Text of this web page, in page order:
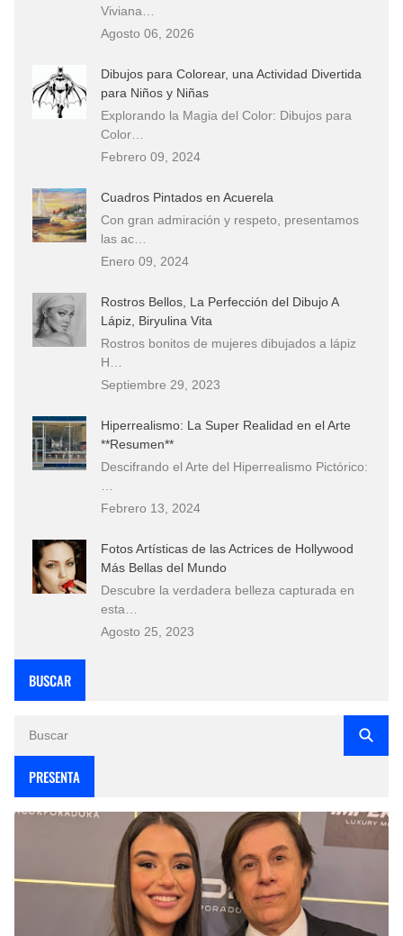
Viviana…
Agosto 06, 2026
Dibujos para Colorear, una Actividad Divertida
para Niños y Niñas
Explorando la Magia del Color: Dibujos para
Color…
Febrero 09, 2024
Cuadros Pintados en Acuerela
Con gran admiración y respeto, presentamos
las ac…
Enero 09, 2024
Rostros Bellos, La Perfección del Dibujo A
Lápiz, Biryulina Vita
Rostros bonitos de mujeres dibujados a lápiz
H…
Septiembre 29, 2023
Hiperrealismo: La Super Realidad en el Arte
**Resumen**
Descifrando el Arte del Hiperrealismo Pictórico:
Febrero 13, 2024
Fotos Artísticas de las Actrices de Hollywood
Más Bellas del Mundo
Descubre la verdadera belleza capturada en
esta…
Agosto 25, 2023
BUSCAR
PRESENTA